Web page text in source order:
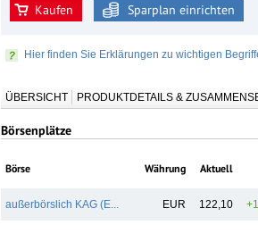
Kaufen
Sparplan einrichten
Hier finden Sie Erklärungen zu wichtigen
ÜBERSICHT PRODUKTDETAILS &
Börsenplätze
Börse Währung Aktuell
außerbörslich KAG (E... EUR 122,10